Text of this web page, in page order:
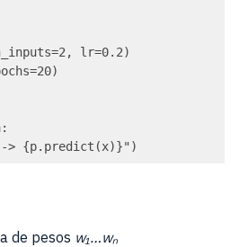
lr=0.2)
> {p.predict(x)}")
de pesos w₁…wₙ